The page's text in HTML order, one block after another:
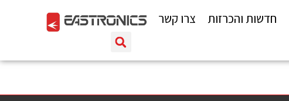
חדשות והכרזות
צרו קשר